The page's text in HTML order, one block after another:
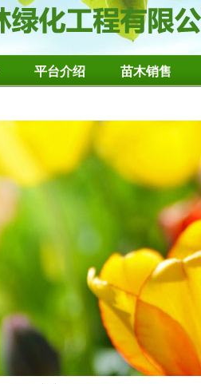
平台介绍 苗木销售